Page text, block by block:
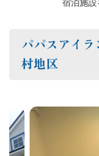
宿泊施設
パパスアイ
村地区